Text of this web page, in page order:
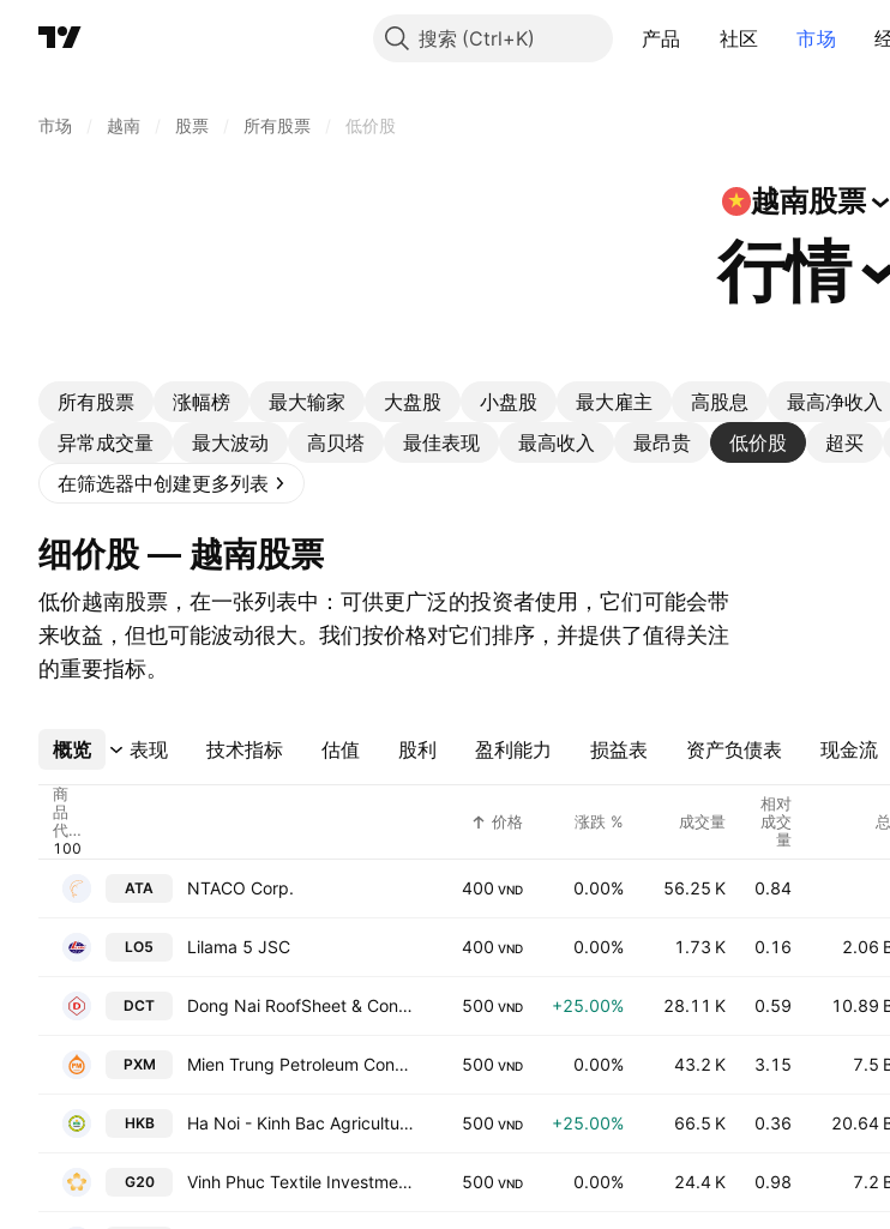
搜索 产品 社区 市场
市场 越南 股票 所有股票 低价股
越南股票
行情
所有股票 涨幅榜 最大输家 大盘股 小盘股 最大雇主 高股息 最高净收入
异常成交量
最大波动 高贝塔 最佳表现 最高收入 最昂贵 低价股 超买
在筛选器中创建更多列表
细价股 — 越南股票
低价越南股票，在一张列表中：可供更广泛的投资者使用，它们可能会带
来收益，但也可能波动很大。我们按价格对它们排序，并提供了值得关注
的重要指标。
概览 表现 技术指标 估值 股利 盈利能力 损益表 资产负债表 现金流
更多
商
品
代
码
价格 涨跌 % 成交量
相对
成交
量
ATA NTACO Corp. 400 VND 0.00% 56.25 K 0.84
LO5 Lilama 5 JSC 400 VND 0.00% 1.73 K 0.16 2.06
DCT Dong Nai RoofSheet & Construction Material Joint Stock Company 500 VND +25.00% 28.11 K 0.59 10.89
PXM Mien Trung Petroleum Construction JSC 500 VND 0.00% 43.2 K 3.15 7.5
HKB Ha Noi - Kinh Bac Agriculture and Food Joint Stock Company 500 VND +25.00% 66.5 K 0.36 20.64
G20 Vinh Phuc Textile Investmen JSC 500 VND 0.00% 24.4 K 0.98 7.2